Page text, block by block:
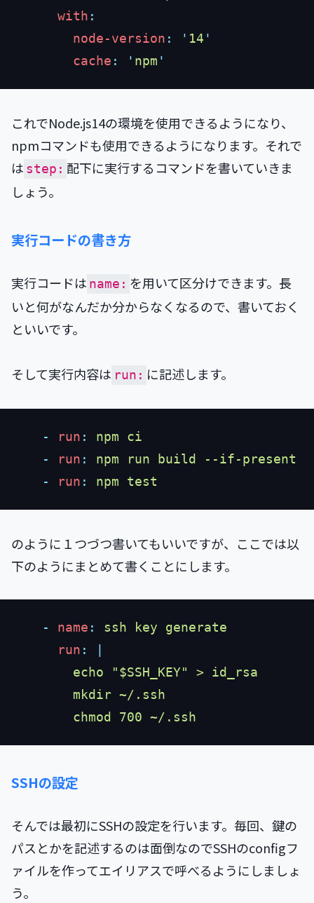
      with
        node-version
: ' 14
        cache
: ' npm
これでNode.js14の環境を使用できるようになり、
npmコマンドも使用できるようになります。それで
は step: 配下に実行するコマンドを書いていきま
しょう。
実行コードの書き方
実行コードは name: を用いて区分けできます。長
いと何がなんだか分からなくなるので、書いておく
といいです。
そして実行内容は run: に記述します。
    -
run :
    -
run :
    -
run :
のように１つづつ書いてもいいですが、ここでは以
下のようにまとめて書くことにします。
    -
name :
      run
:
SSHの設定
そんでは最初にSSHの設定を行います。毎回、鍵の
パスとかを記述するのは面倒なのでSSHのconfigフ
ァイルを作ってエイリアスで呼べるようにしましょ
う。